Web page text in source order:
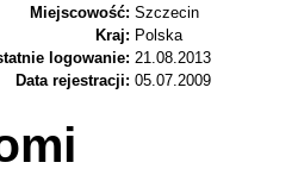
Miejscowość: Szczecin
Kraj: Polska
logowanie: 21.08.2013
Data rejestracji: 05.07.2009